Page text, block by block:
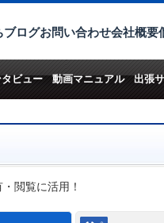
ブログお問い合わせ会社概要
ビュー 動画マニュアル 出張
閲覧に活用！